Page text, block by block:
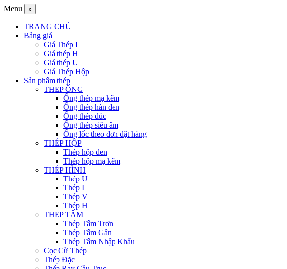
Menu x
TRANG CHỦ
Bảng giá
Giá Thép I
Giá thép H
Giá thép U
Giá Thép Hộp
Sản phẩm thép
THÉP ỐNG
Ống thép mạ kẽm
Ống thép hàn đen
Ống thép đúc
Ống thép siêu âm
Ống lốc theo đơn đặt hàng
THÉP HỘP
Thép hộp đen
Thép hộp mạ kẽm
THÉP HÌNH
Thép U
Thép I
Thép V
Thép H
THÉP TẤM
Thép Tấm Trơn
Thép Tấm Gân
Thép Tấm Nhập Khẩu
Cọc Cừ Thép
Thép Đặc